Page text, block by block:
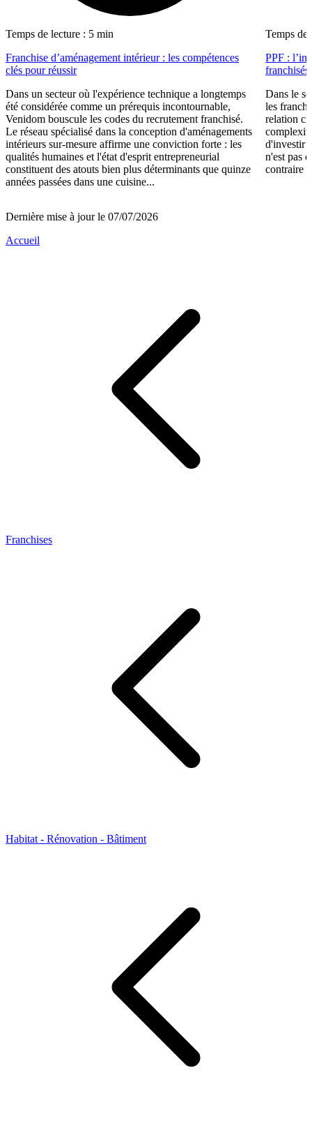
Temps de lecture : 5 min
Franchise d’aménagement intérieur : les compétences
clés pour réussir
Dans un secteur où l'expérience technique a longtemps
été considérée comme un prérequis incontournable,
Venidom bouscule les codes du recrutement franchisé.
Le réseau spécialisé dans la conception d'aménagements
intérieurs sur-mesure affirme une conviction forte : les
qualités humaines et l'état d'esprit entrepreneurial
constituent des atouts bien plus déterminants que quinze
années passées dans une cuisine...
Temps de
PPF :
franchisés
Dans le
les
relation
d'investir
n'est pas
contraire
Dernière mise à jour le 07/07/2026
Accueil
Franchises
Habitat - Rénovation - Bâtiment